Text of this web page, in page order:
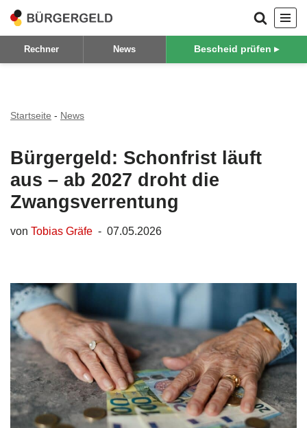
Zum
Inhalt
Rechner News Bescheid prüfen ▸
Startseite - News
Bürgergeld: Schonfrist läuft
aus – ab 2027 droht die
Zwangsverrentung
von Tobias Gräfe 07.05.2026